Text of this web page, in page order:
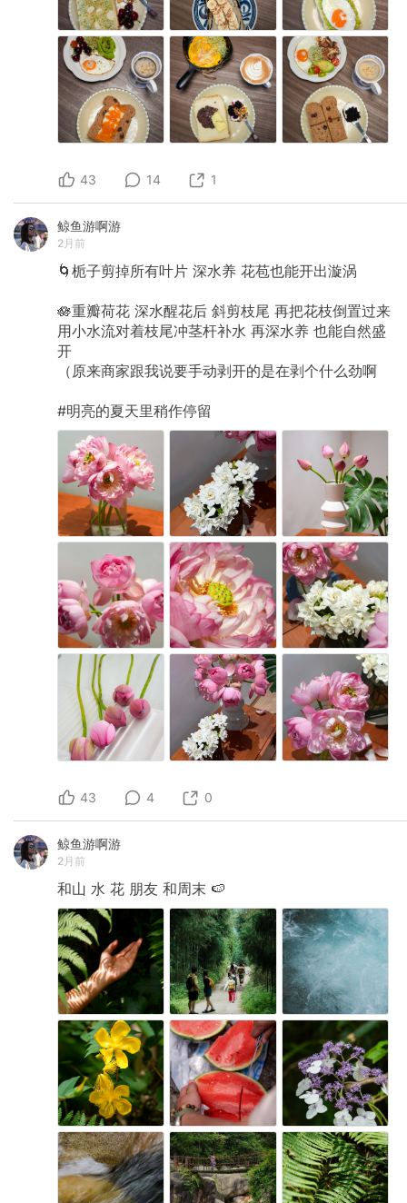
43 14 1
鲸鱼游啊游
2月前
🌀栀子剪掉所有叶片 深水养 花苞也能开出漩涡
🪷重瓣荷花 深水醒花后 斜剪枝尾 再把花枝倒置过来
用小水流对着枝尾冲茎杆补水 再深水养 也能自然盛
开
（原来商家跟我说要手动剥开的是在剥个什么劲啊
#明亮的夏天里稍作停留
43 4 0
鲸鱼游啊游
2月前
和山 水 花 朋友 和周末 🍉